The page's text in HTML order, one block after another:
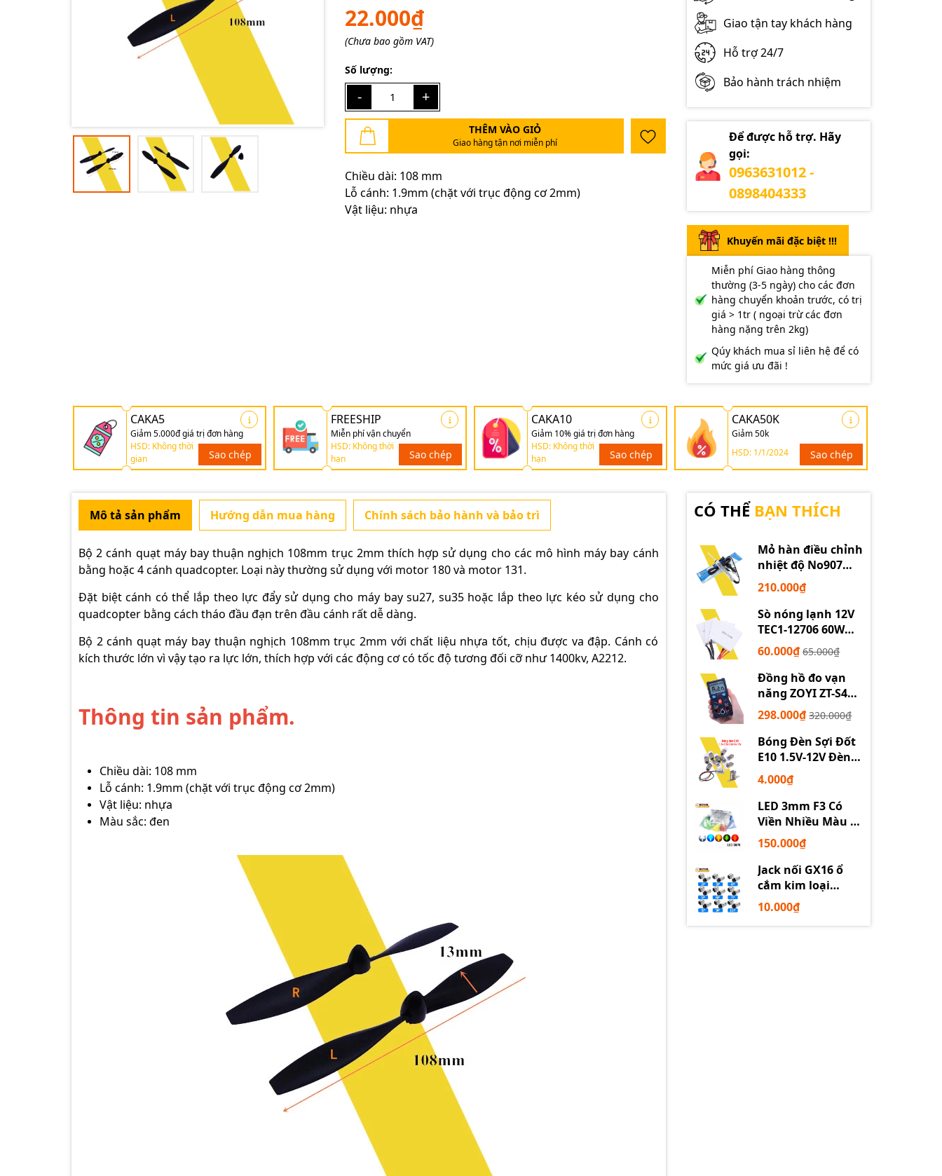
22.000₫
(Chưa bao gồm VAT)
Số lượng:
- +
THÊM VÀO GIỎ
Giao hàng tận nơi miễn phí
Chiều dài: 108 mm
Lỗ cánh: 1.9mm (chặt với trục động cơ 2mm)
Vật liệu: nhựa
Giao tận tay khách hàng
Hỗ trợ 24/7
Bảo hành trách nhiệm
Để được hỗ trợ. Hãy
gọi:
0963631012 -
0898404333
Khuyến mãi đặc biệt !!!
Miễn phí Giao hàng thông
thường (3-5 ngày) cho các đơn
hàng chuyển khoản trước, có trị
giá > 1tr ( ngoại trừ các đơn
hàng nặng trên 2kg)
Qúy khách mua sỉ liên hệ để có
mức giá ưu đãi !
CAKA5
Giảm 5.000đ giá trị đơn hàng
HSD: Không thời
gian
Sao chép
FREESHIP
Miễn phí vận chuyển
HSD: Không thời
hạn
Sao chép
CAKA10
Giảm 10% giá trị đơn hàng
HSD: Không thời
hạn
Sao chép
CAKA50K
Giảm 50k
HSD: 1/1/2024
Sao chép
Mã giảm giá:
Ngày hết hạn:
Điều kiện:
Mô tả sản phẩm Hướng dẫn mua hàng Chính sách bảo hành và bảo trì
Bộ 2 cánh quạt máy bay thuận nghịch 108mm trục 2mm thích hợp sử dụng cho các mô hình máy bay cánh
bằng hoặc 4 cánh quadcopter. Loại này thường sử dụng với motor 180 và motor 131.
Đặt biệt cánh có thể lắp theo lực đẩy sử dụng cho máy bay su27, su35 hoặc lắp theo lực kéo sử dụng cho
quadcopter bằng cách tháo đầu đạn trên đầu cánh rất dễ dàng.
Bộ 2 cánh quạt máy bay thuận nghịch 108mm trục 2mm với chất liệu nhựa tốt, chịu được va đập. Cánh có
kích thước lớn vì vậy tạo ra lực lớn, thích hợp với các động cơ có tốc độ tương đối cỡ như 1400kv, A2212.
Thông tin sản phẩm.
Chiều dài: 108 mm
Lỗ cánh: 1.9mm (chặt với trục động cơ 2mm)
Vật liệu: nhựa
Màu sắc: đen
CÓ THỂ BẠN THÍCH
Mỏ hàn điều chỉnh
nhiệt độ No907
60W 220V loại tốt
210.000₫
Sò nóng lạnh 12V
TEC1-12706 60W
12710 100W 12715
150W
60.000₫ 65.000₫
Đồng hồ đo vạn
năng ZOYI ZT-S4
tự động
298.000₫ 320.000₫
Bóng Đèn Sợi Đốt
E10 1.5V-12V Đèn
Thí Nghiệm STEM
4.000₫
LED 3mm F3 Có
Viền Nhiều Màu –
Trắng Đỏ Xanh
Dương Lục Vàng
150.000₫
Jack nối GX16 ổ
cắm kim loại
2/3/4/5/6P chuyên
dụng
10.000₫